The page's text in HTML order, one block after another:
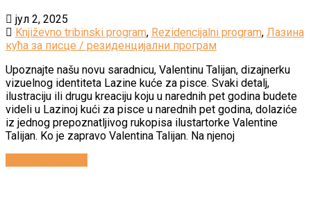
јул 2, 2025
Književno tribinski program, Rezidencijalni program, Лазина
кућа за писце / резиденцијални програм
Upoznajte našu novu saradnicu, Valentinu Talijan, dizajnerku
vizuelnog identiteta Lazine kuće za pisce. Svaki detalj,
ilustraciju ili drugu kreaciju koju u narednih pet godina budete
videli u Lazinoj kući za pisce u narednih pet godina, dolaziće
iz jednog prepoznatljivog rukopisa ilustartorke Valentine
Talijan. Ko je zapravo Valentina Talijan. Na njenoj